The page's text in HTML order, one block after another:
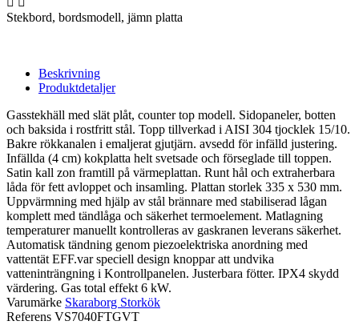
Stekbord, bordsmodell, jämn platta
Beskrivning
Produktdetaljer
Gasstekhäll med slät plåt, counter top modell. Sidopaneler, botten
och baksida i rostfritt stål. Topp tillverkad i AISI 304 tjocklek 15/10.
Bakre rökkanalen i emaljerat gjutjärn. avsedd för infälld justering.
Infällda (4 cm) kokplatta helt svetsade och förseglade till toppen.
Satin kall zon framtill på värmeplattan. Runt hål och extraherbara
låda för fett avloppet och insamling. Plattan storlek 335 x 530 mm.
Uppvärmning med hjälp av stål brännare med stabiliserad lågan
komplett med tändlåga och säkerhet termoelement. Matlagning
temperaturer manuellt kontrolleras av gaskranen leverans säkerhet.
Automatisk tändning genom piezoelektriska anordning med
vattentät EFF.var speciell design knoppar att undvika
vatteninträngning i Kontrollpanelen. Justerbara fötter. IPX4 skydd
värdering. Gas total effekt 6 kW.
Varumärke Skaraborg Storkök
Referens VS7040FTGVT